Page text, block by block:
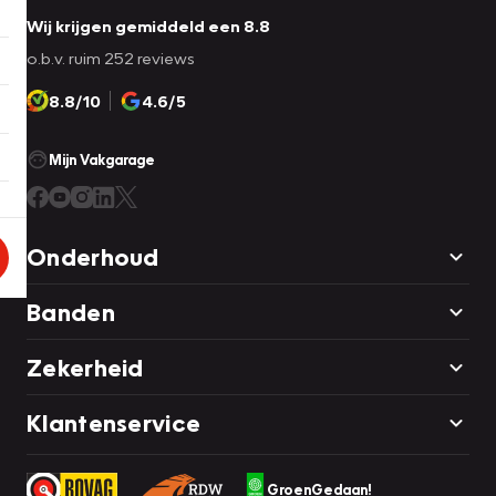
Wij krijgen gemiddeld een 8.8
o.b.v. ruim 252 reviews
8.8/10 4.6/5
Mijn Vakgarage
Onderhoud
Banden
Zekerheid
Klantenservice
GroenGedaan!